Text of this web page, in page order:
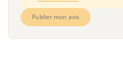
Publier mon avis